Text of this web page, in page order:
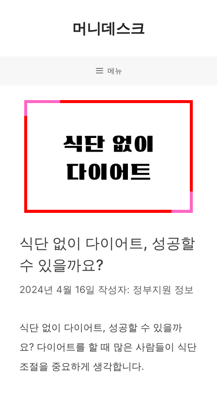
머니데스크
메뉴
식단 없이 다이어트, 성공할
수 있을까요?
2024년 4월 16일 작성자: 정부지원 정보
식단 없이 다이어트, 성공할 수 있을까
요? 다이어트를 할 때 많은 사람들이 식단
조절을 중요하게 생각합니다.